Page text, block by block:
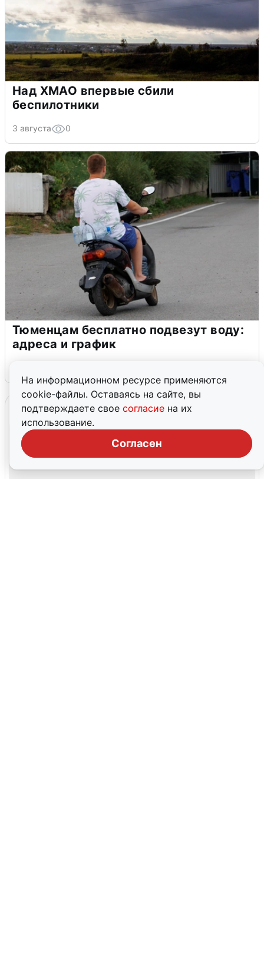
На информационном ресурсе применяются
cookie-файлы. Оставаясь на сайте, вы
подтверждаете свое согласие на их
использование.
Согласен
Над ХМАО впервые сбили
беспилотники
3 августа 0
Тюменцам бесплатно подвезут воду:
адреса и график